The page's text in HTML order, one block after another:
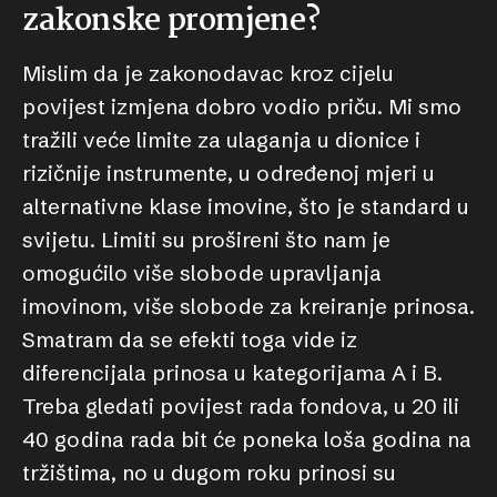
zakonske promjene?
Mislim da je zakonodavac kroz cijelu
povijest izmjena dobro vodio priču. Mi smo
tražili veće limite za ulaganja u dionice i
rizičnije instrumente, u određenoj mjeri u
alternativne klase imovine, što je standard u
svijetu. Limiti su prošireni što nam je
omogućilo više slobode upravljanja
imovinom, više slobode za kreiranje prinosa.
Smatram da se efekti toga vide iz
diferencijala prinosa u kategorijama A i B.
Treba gledati povijest rada fondova, u 20 ili
40 godina rada bit će poneka loša godina na
tržištima, no u dugom roku prinosi su